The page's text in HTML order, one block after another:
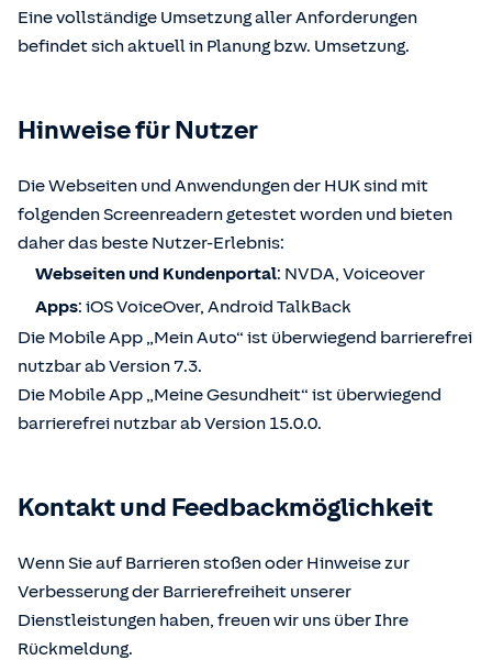
Eine vollständige Umsetzung aller Anforderungen
befindet sich aktuell in Planung bzw. Umsetzung.
Hinweise für Nutzer
Die Webseiten und Anwendungen der HUK sind mit
folgenden Screenreadern getestet worden und bieten
daher das beste Nutzer-Erlebnis:
Webseiten und Kundenportal: NVDA, Voiceover
Apps: iOS VoiceOver, Android TalkBack
Die Mobile App „Mein Auto“ ist überwiegend barrierefrei
nutzbar ab Version 7.3.
Die Mobile App „Meine Gesundheit“ ist überwiegend
barrierefrei nutzbar ab Version 15.0.0.
Kontakt und Feedbackmöglichkeit
Wenn Sie auf Barrieren stoßen oder Hinweise zur
Verbesserung der Barrierefreiheit unserer
Dienstleistungen haben, freuen wir uns über Ihre
Rückmeldung.